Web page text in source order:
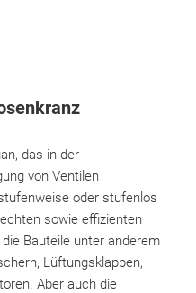
das in der
von Ventilen
oder stufenlos
sowie effizienten
Bauteile unter anderem
Lüftungsklappen,
Aber auch die